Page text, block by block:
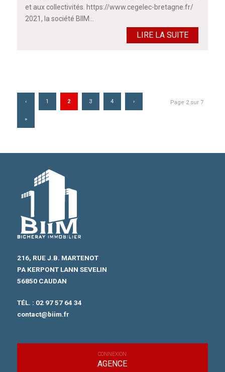
et aux collectivités. https://www.cegelec-bretagne.fr/
2021, la société BIIM…
LIRE LA SUITE
Page 2 sur 7
‹ 1 2 3 4 ›
»
216, RUE J.B. MARTENOT
PA KERPONT LANN SEVELIN
56850 CAUDAN
TÉL. : 02 97 57 64 34
contact@biim.fr
CONNEXION
AGENCE